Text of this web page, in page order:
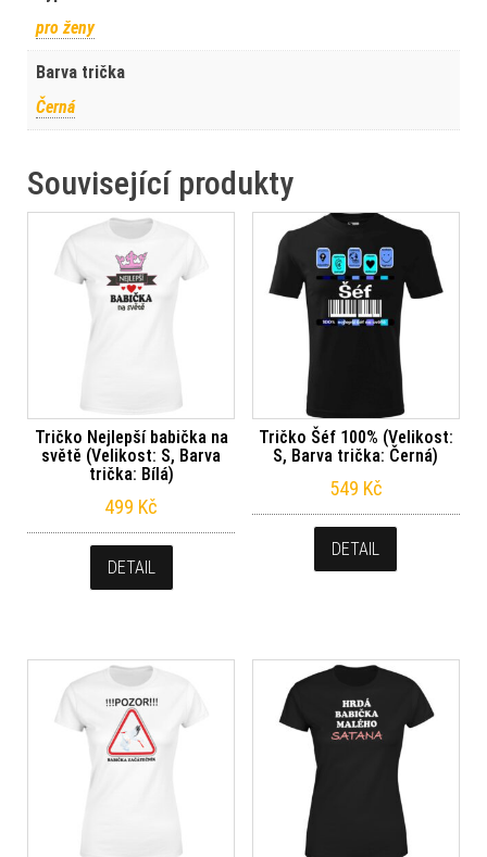
pro ženy
Barva trička
Černá
Související produkty
Tričko Nejlepší babička na
světě (Velikost: S, Barva
trička: Bílá)
499 Kč
DETAIL
Tričko Šéf 100% (Velikost:
S, Barva trička: Černá)
549 Kč
DETAIL